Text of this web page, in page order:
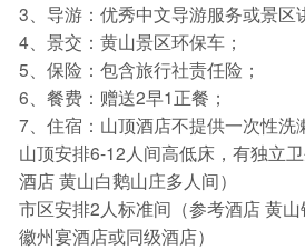
3、导游：优秀中文导游服务或景区
4、景交：黄山景区环保车；
5、保险：包含旅行社责任险；
6、餐费：赠送2早1正餐；
7、住宿：山顶酒店不提供一次性洗
山顶安排6-12人间高低床，有独立
酒店 黄山白鹅山庄多人间）
市区安排2人标准间（参考酒店 黄
徽州宴酒店或同级酒店）